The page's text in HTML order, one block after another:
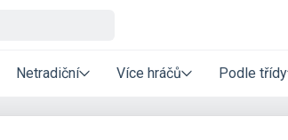
Netradiční Více hráčů Podle třídy